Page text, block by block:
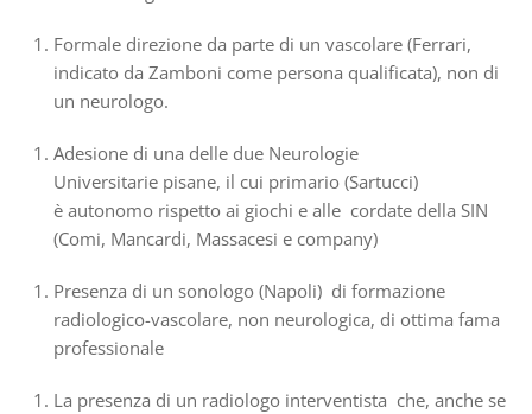
Formale direzione da parte di un vascolare (Ferrari,
indicato da Zamboni come persona qualificata), non di
un neurologo.
Adesione di una delle due Neurologie
Universitarie pisane, il cui primario (Sartucci)
è autonomo rispetto ai giochi e alle cordate della SIN
(Comi, Mancardi, Massacesi e company)
Presenza di un sonologo (Napoli) di formazione
radiologico-vascolare, non neurologica, di ottima fama
professionale
La presenza di un radiologo interventista che, anche se